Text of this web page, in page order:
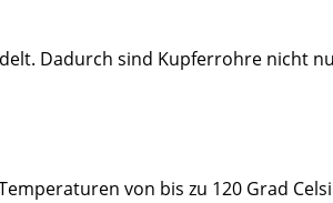
Dadurch sind Kupferrohre nicht
von bis zu 120 Grad